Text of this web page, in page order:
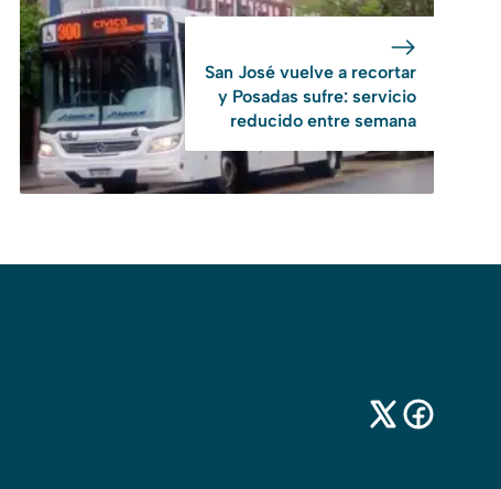
San José vuelve a recortar
y Posadas sufre: servicio
reducido entre semana